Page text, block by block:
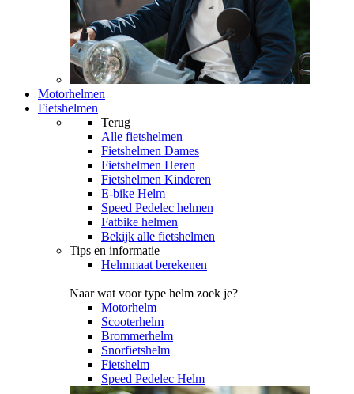
Motorhelmen
Fietshelmen
Terug
Alle fietshelmen
Fietshelmen Dames
Fietshelmen Heren
Fietshelmen Kinderen
E-bike Helm
Speed Pedelec helmen
Fatbike helmen
Bekijk alle fietshelmen
Tips en informatie
Helmmaat berekenen
Naar wat voor type helm zoek je?
Motorhelm
Scooterhelm
Brommerhelm
Snorfietshelm
Fietshelm
Speed Pedelec Helm